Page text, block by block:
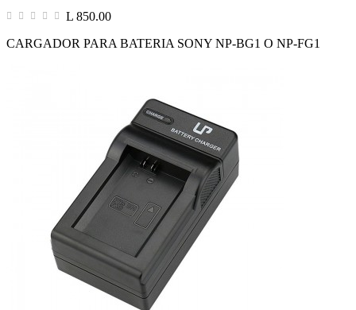
L 850.00
CARGADOR PARA BATERIA SONY NP-BG1 O NP-FG1